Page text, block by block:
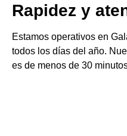
Rapidez y
Estamos operativos en
todos los días del año.
es de menos de 30